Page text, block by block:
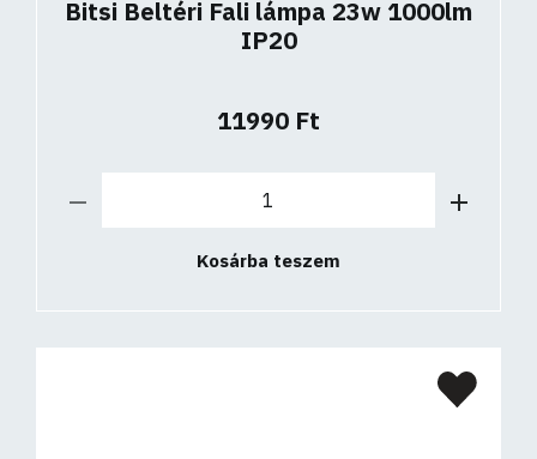
Bitsi Beltéri Fali lámpa 23w 1000lm
IP20
11990 Ft
Kosárba teszem